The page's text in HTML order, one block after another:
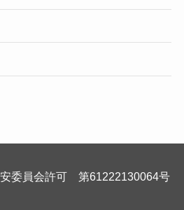
委員会許可 第61222130064号